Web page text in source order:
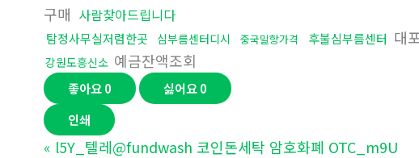
구매 사람찾아드립니다
탐정사무실저렴한곳 심부름센터디시 중국밀항가격 후불심부름센터 대
강원도흥신소 예금잔액조회
좋아요0 싫어요0
인쇄
« l5Y_텔레@fundwash 코인돈세탁 암호화폐 OTC_m9U